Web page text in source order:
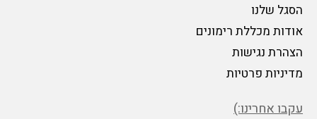
הסגל שלנו
אודות מכללת רימונים
הצהרת נגישות
מדיניות פרטיות
עקבו אחרינו:)